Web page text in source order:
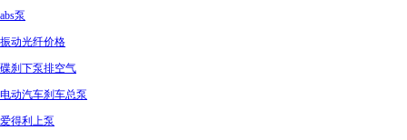
abs泵
振动光纤价格
碟刹下泵排空气
电动汽车刹车总泵
爱得利上泵